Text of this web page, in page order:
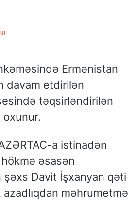
Ermənistan
davam etdirilən
təqsirləndirilən
a istinadən
əsasən
Davit İşxanyan qəti
məhrumetmə